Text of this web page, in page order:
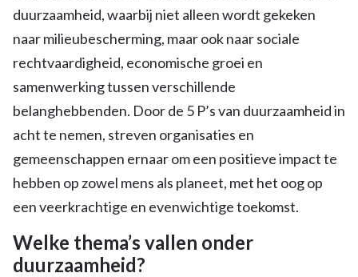
duurzaamheid, waarbij niet alleen wordt gekeken
naar milieubescherming, maar ook naar sociale
rechtvaardigheid, economische groei en
samenwerking tussen verschillende
belanghebbenden. Door de 5 P’s van duurzaamheid in
acht te nemen, streven organisaties en
gemeenschappen ernaar om een positieve impact te
hebben op zowel mens als planeet, met het oog op
een veerkrachtige en evenwichtige toekomst.
Welke thema’s vallen onder
duurzaamheid?